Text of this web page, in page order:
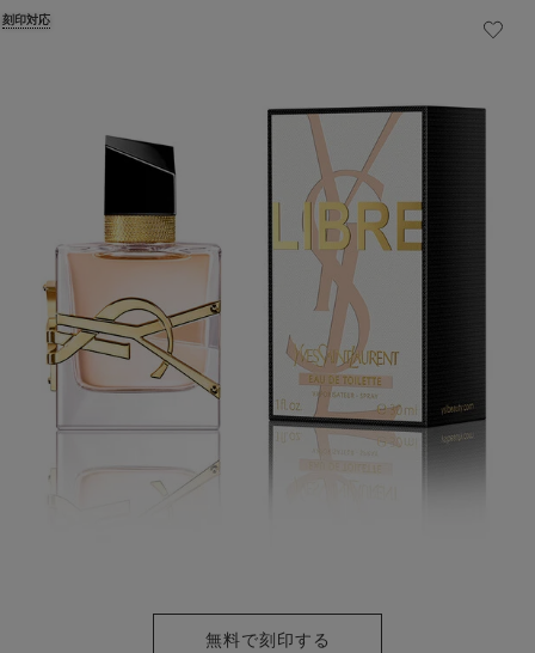
刻印対応
無料で刻印する